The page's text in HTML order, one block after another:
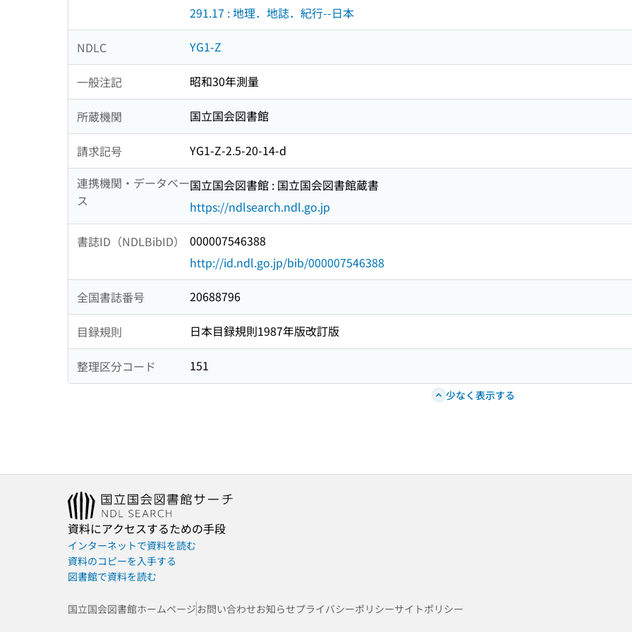
291.17 : 地理．地誌．紀行--日本
NDLC YG1-Z
一般注記 昭和30年測量
所蔵機関 国立国会図書館
請求記号
YG1-Z-2.5-20-14-d
連携機関・データベー
ス
国立国会図書館 : 国立国会図書館蔵書
https://ndlsearch.ndl.go.jp
書誌ID（NDLBibID）
000007546388
http://id.ndl.go.jp/bib/000007546388
全国書誌番号 20688796
目録規則 日本目録規則1987年版改訂版
整理区分コード 151
少なく表示する
資料にアクセスするための手段
インターネットで資料を読む
資料のコピーを入手する
図書館で資料を読む
国立国会図書館ホームページお問い合わせお知らせプライバシーポリシーサイトポリシー